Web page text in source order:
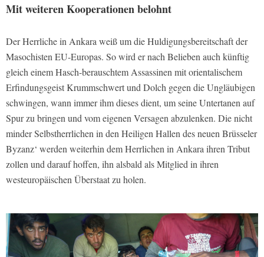
Mit weiteren Kooperationen belohnt
Der Herrliche in Ankara weiß um die Huldigungsbereitschaft der
Masochisten EU-Europas. So wird er nach Belieben auch künftig
gleich einem Hasch-berauschtem Assassinen mit orientalischem
Erfindungsgeist Krummschwert und Dolch gegen die Ungläubigen
schwingen, wann immer ihm dieses dient, um seine Untertanen auf
Spur zu bringen und vom eigenen Versagen abzulenken. Die nicht
minder Selbstherrlichen in den Heiligen Hallen des neuen Brüsseler
Byzanz‘ werden weiterhin dem Herrlichen in Ankara ihren Tribut
zollen und darauf hoffen, ihn alsbald als Mitglied in ihren
westeuropäischen Überstaat zu holen.